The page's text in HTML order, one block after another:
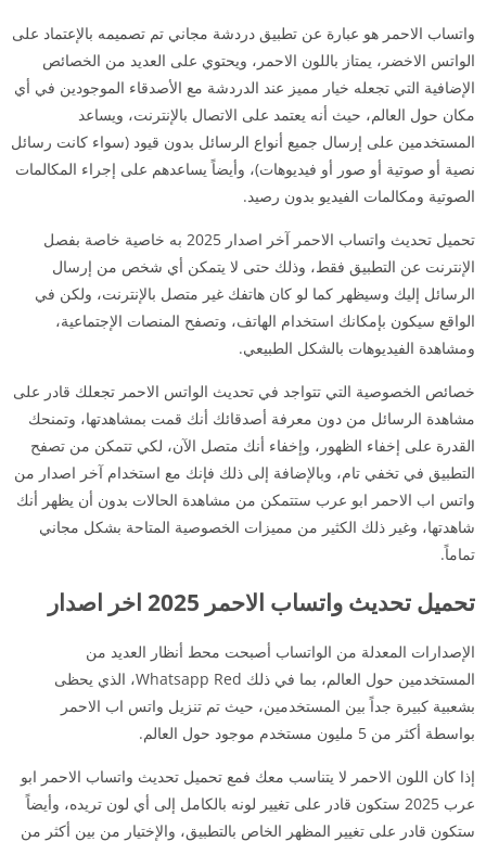
واتساب الاحمر هو عبارة عن تطبيق دردشة مجاني تم تصميمه بالإعتماد على
الواتس الاخضر، يمتاز باللون الاحمر، ويحتوي على العديد من الخصائص
الإضافية التي تجعله خيار مميز عند الدردشة مع الأصدقاء الموجودين في أي
مكان حول العالم، حيث أنه يعتمد على الاتصال بالإنترنت، ويساعد
المستخدمين على إرسال جميع أنواع الرسائل بدون قيود (سواء كانت رسائل
نصية أو صوتية أو صور أو فيديوهات)، وأيضاً يساعدهم على إجراء المكالمات
الصوتية ومكالمات الفيديو بدون رصيد.
تحميل تحديث واتساب الاحمر آخر اصدار 2025 به خاصية خاصة بفصل
الإنترنت عن التطبيق فقط، وذلك حتى لا يتمكن أي شخص من إرسال
الرسائل إليك وسيظهر كما لو كان هاتفك غير متصل بالإنترنت، ولكن في
الواقع سيكون بإمكانك استخدام الهاتف، وتصفح المنصات الإجتماعية،
ومشاهدة الفيديوهات بالشكل الطبيعي.
خصائص الخصوصية التي تتواجد في تحديث الواتس الاحمر تجعلك قادر على
مشاهدة الرسائل من دون معرفة أصدقائك أنك قمت بمشاهدتها، وتمنحك
القدرة على إخفاء الظهور، وإخفاء أنك متصل الآن، لكي تتمكن من تصفح
التطبيق في تخفي تام، وبالإضافة إلى ذلك فإنك مع استخدام آخر اصدار من
واتس اب الاحمر ابو عرب ستتمكن من مشاهدة الحالات بدون أن يظهر أنك
شاهدتها، وغير ذلك الكثير من مميزات الخصوصية المتاحة بشكل مجاني
تماماً.
تحميل تحديث واتساب الاحمر 2025 اخر اصدار
الإصدارات المعدلة من الواتساب أصبحت محط أنظار العديد من
المستخدمين حول العالم، بما في ذلك Whatsapp Red، الذي يحظى
بشعبية كبيرة جداً بين المستخدمين، حيث تم تنزيل واتس اب الاحمر
بواسطة أكثر من 5 مليون مستخدم موجود حول العالم.
إذا كان اللون الاحمر لا يتناسب معك فمع تحميل تحديث واتساب الاحمر ابو
عرب 2025 ستكون قادر على تغيير لونه بالكامل إلى أي لون تريده، وأيضاً
ستكون قادر على تغيير المظهر الخاص بالتطبيق، والإختيار من بين أكثر من